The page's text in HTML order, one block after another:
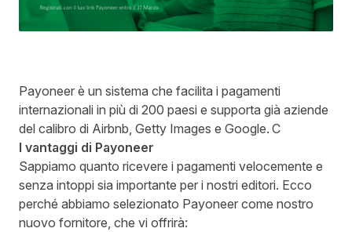
Payoneer è un sistema che facilita i pagamenti
internazionali in più di 200 paesi e supporta già aziende
del calibro di Airbnb, Getty Images e Google. C
I vantaggi di Payoneer
Sappiamo quanto ricevere i pagamenti velocemente e
senza intoppi sia importante per i nostri editori. Ecco
perché abbiamo selezionato Payoneer come nostro
nuovo fornitore, che vi offrirà: